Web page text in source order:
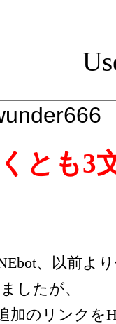
とも3
、以前よ
したが、
加のリンクを